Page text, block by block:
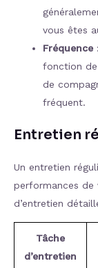
vous êtes
Fréquence
fonction de
de
fréquent.
Entretien
Un entretien
performances de
d’entretien
Tâche
d’entretien